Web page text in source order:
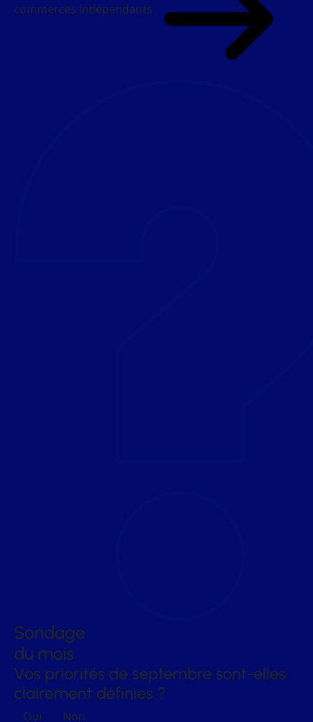
commerces indépendants
Sondage
du mois
Vos priorités de septembre sont-elles
clairement définies ?
Oui
Non